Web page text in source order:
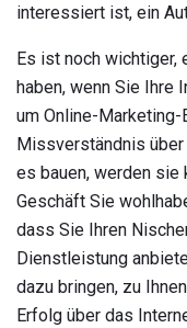
interessiert ist, ein
Es ist noch wichtiger,
haben, wenn Sie Ihre
um Online-
Missverständnis
es bauen, werden sie
Geschäft Sie
dass Sie Ihren
Dienstleistung
dazu bringen, zu
Erfolg über das